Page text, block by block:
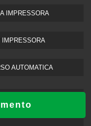
IMPRESSORA
AUTOMATICA